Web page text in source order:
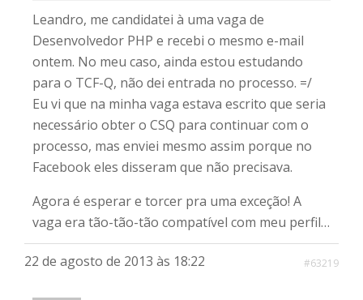
Leandro, me candidatei à uma vaga de
Desenvolvedor PHP e recebi o mesmo e-mail
ontem. No meu caso, ainda estou estudando
para o TCF-Q, não dei entrada no processo. =/
Eu vi que na minha vaga estava escrito que seria
necessário obter o CSQ para continuar com o
processo, mas enviei mesmo assim porque no
Facebook eles disseram que não precisava.
Agora é esperar e torcer pra uma exceção! A
vaga era tão-tão-tão compatível com meu perfil…
22 de agosto de 2013 às 18:22 #63219